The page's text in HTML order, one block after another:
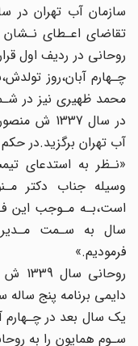
تقاضای اعـطای نـشان
روحانی در ردیف‌ اول‌
چـهارم آبان،روز
محمد‌ ظهیری‌ نیز در‌
در سال 1337
آب تهران برگزید.در حکم‌
«نـظر به استدعای
وسیله‌ جناب‌ دکتر
است،بـه مـوجب این
سال‌ به‌ سـمت
فرمودیم‌.»
روحانی‌
دایمی برنامه پنج ساله
سـوم همایون‌ را به